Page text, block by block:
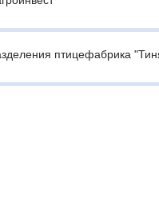
птицефабрика